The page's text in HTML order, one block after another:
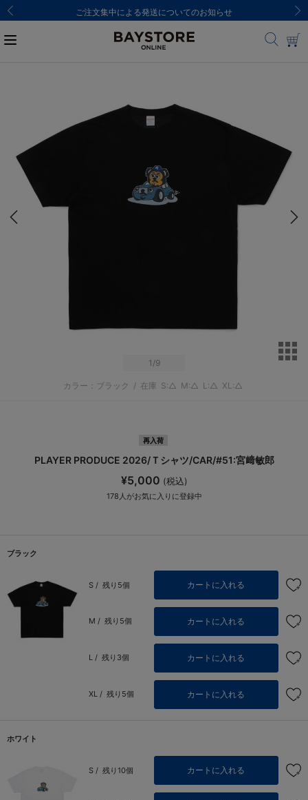
ご注文集中による発送についてのお知らせ
1 /9
カラー：ブラック / 在庫 S:△ M:△ L:△ XL:△
再入荷
PLAYER PRODUCE 2026/Ｔシャツ/CAR/#51:宮﨑敏郎
¥5,000 (税込)
178 人がお気に入りに登録中
ブラック
S / 残り5個 カートに入れる
M / 残り5個 カートに入れる
L / 残り3個 カートに入れる
XL / 残り5個 カートに入れる
ホワイト
S / 残り10個 カートに入れる